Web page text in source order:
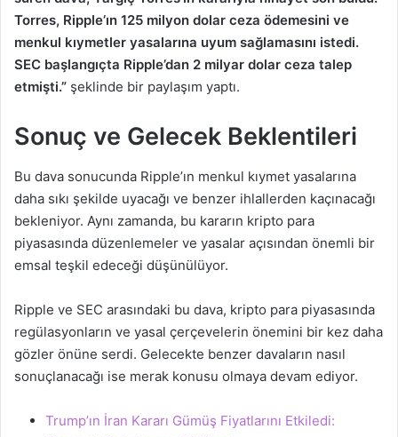
Torres, Ripple’ın 125 milyon dolar ceza ödemesini ve
menkul kıymetler yasalarına uyum sağlamasını istedi.
SEC başlangıçta Ripple’dan 2 milyar dolar ceza talep
etmişti.” şeklinde bir paylaşım yaptı.
Sonuç ve Gelecek Beklentileri
Bu dava sonucunda Ripple’ın menkul kıymet yasalarına
daha sıkı şekilde uyacağı ve benzer ihlallerden kaçınacağı
bekleniyor. Aynı zamanda, bu kararın kripto para
piyasasında düzenlemeler ve yasalar açısından önemli bir
emsal teşkil edeceği düşünülüyor.
Ripple ve SEC arasındaki bu dava, kripto para piyasasında
regülasyonların ve yasal çerçevelerin önemini bir kez daha
gözler önüne serdi. Gelecekte benzer davaların nasıl
sonuçlanacağı ise merak konusu olmaya devam ediyor.
Trump’ın İran Kararı Gümüş Fiyatlarını Etkiledi: